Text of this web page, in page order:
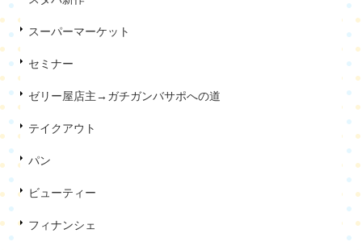
スーパーマーケット
セミナー
ゼリー屋店主→ガチガンバサポへの道
テイクアウト
パン
ビューティー
フィナンシェ